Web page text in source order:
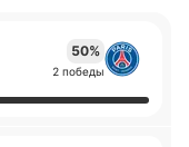
50%
2 победы